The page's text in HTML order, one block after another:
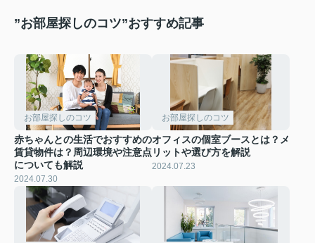
”お部屋探しのコツ”おすすめ記事
お部屋探しのコツ
赤ちゃんとの生活でおすすめの
賃貸物件は？周辺環境や注意点
についても解説
2024.07.30
お部屋探しのコツ
オフィスの個室ブースとは？メ
リットや選び方を解説
2024.07.23